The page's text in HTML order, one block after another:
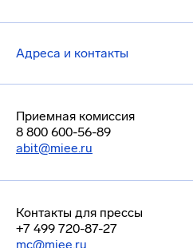
Адреса и контакты
Приемная комиссия
8 800 600-56-89
abit@miee.ru
Контакты для прессы
+7 499 720-87-27
mc@miee.ru